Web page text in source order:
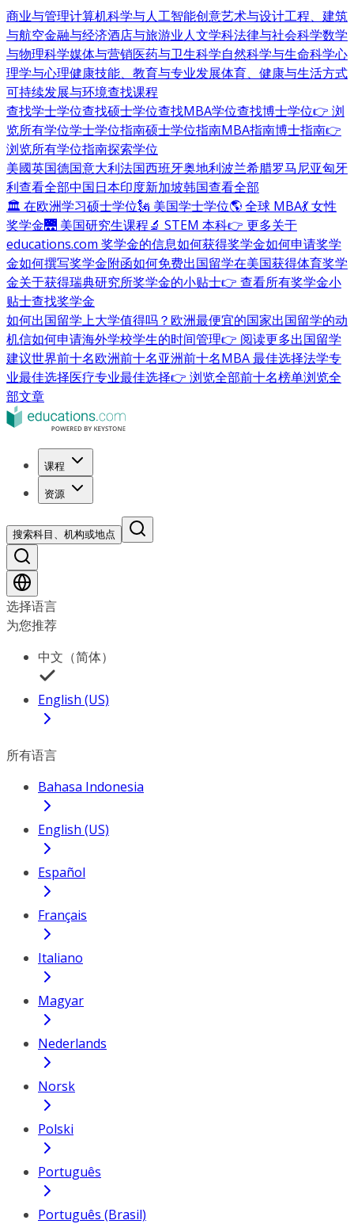
商业与管理计算机科学与人工智能创意艺术与设计工程、建筑
与航空金融与经济酒店与旅游业人文学科法律与社会科学数学
与物理科学媒体与营销医药与卫生科学自然科学与生命科学心
理学与心理健康技能、教育与专业发展体育、健康与生活方式
可持续发展与环境查找课程
查找学士学位查找硕士学位查找MBA学位查找博士学位👉 浏
览所有学位学士学位指南硕士学位指南MBA指南博士指南👉
浏览所有学位指南探索学位
美國英国德国意大利法国西班牙奥地利波兰希腊罗马尼亚匈牙
利查看全部中国日本印度新加坡韩国查看全部
🏛 在欧洲学习硕士学位🗽 美国学士学位🌎 全球 MBA💃 女性
奖学金🌉 美国研究生课程🔬 STEM 本科👉 更多关于
educations.com 奖学金的信息如何获得奖学金如何申请奖学
金如何撰写奖学金附函如何免费出国留学在美国获得体育奖学
金关于获得瑞典研究所奖学金的小贴士👉 查看所有奖学金小
贴士查找奖学金
如何出国留学上大学值得吗？ 欧洲最便宜的国家出国留学的动
机信如何申请海外学校学生的时间管理👉 阅读更多出国留学
建议世界前十名欧洲前十名亚洲前十名MBA 最佳选择法学专
业最佳选择医疗专业最佳选择👉 浏览全部前十名榜单浏览全
部文章
课程
资源
搜索科目、机构或地点
选择语言
为您推荐
中文（简体）
English (US)
所有语言
Bahasa Indonesia
English (US)
Español
Français
Italiano
Magyar
Nederlands
Norsk
Polski
Português
Português (Brasil)